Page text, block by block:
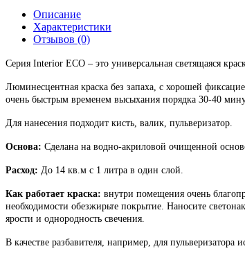
Описание
Характеристики
Отзывов (0)
Серия Interior ECO – это универсальная светящаяся
Люминесцентная краска без запаха, с хорошей
очень быстрым временем высыхания порядка 30-40
Для нанесения подходит кисть, валик, пульверизатор.
Основа: Сделана на водно-акриловой очищенной
Расход: До 14 кв.м с 1 литра в один слой.
Как работает краска: внутри помещения очень
необходимости обезжирьте покрытие. Наносите
ярости и однородность свечения.
В качестве разбавителя, например, для пульверизатора